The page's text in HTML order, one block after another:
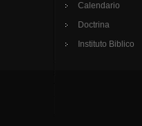
Calendario
Doctrina
Instituto Biblico